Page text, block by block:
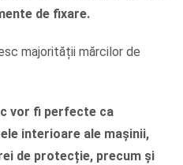
de fixare.
majorității mărcilor de
vor fi perfecte ca
interioare ale mașinii,
de protecție, precum și